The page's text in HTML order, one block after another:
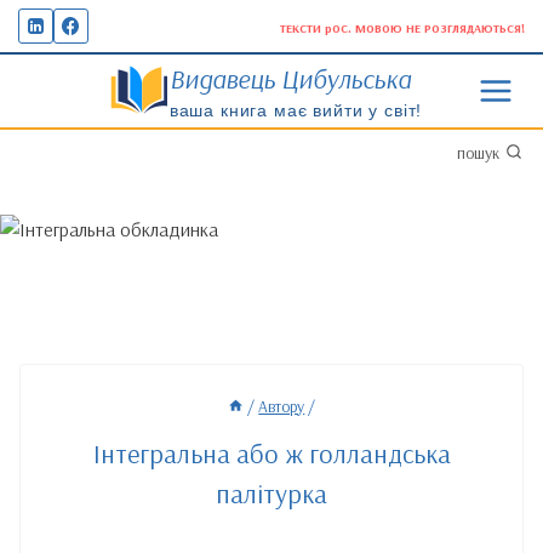
Перейти
до
ТЕКСТИ рОС. МОВОЮ НЕ РОЗГЛЯДАЮТЬСЯ!
Видавець Цибульська
ваша книга має вийти у світ!
пошук
/Автору /
Інтегральна або ж голландська
палітурка